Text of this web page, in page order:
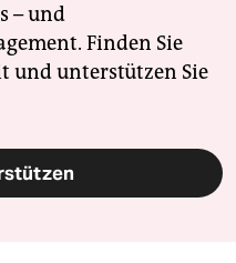
– und
Finden Sie
und unterstützen Sie